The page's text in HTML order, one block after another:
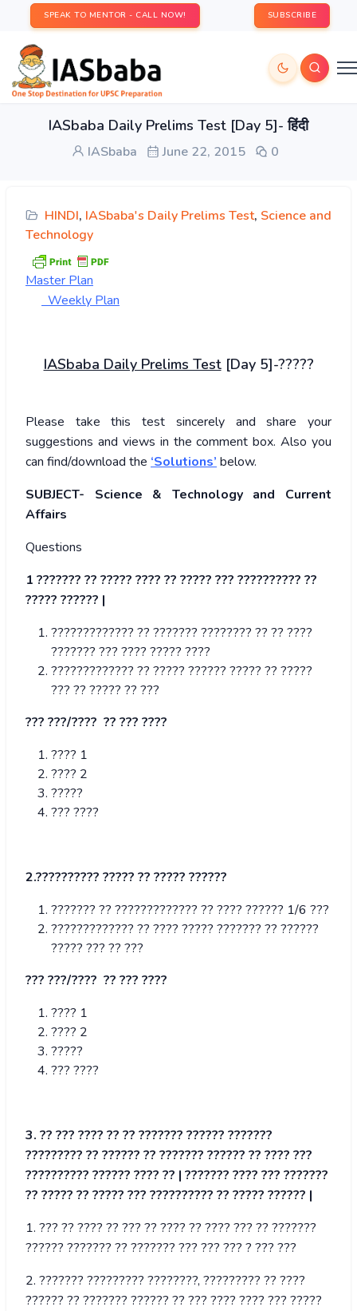
SPEAK TO MENTOR - CALL NOW! SUBSCRIBE
IASbaba Daily Prelims Test [Day 5]- हिंदी
IASbaba June 22, 2015 0
HINDI, IASbaba's Daily Prelims Test, Science and
Technology
Master Plan
Weekly Plan
IASbaba Daily Prelims Test[Day 5]-?????
Please take this test sincerely and share your
suggestions and views in the comment box. Also you
can find/download the ‘Solutions’ below.
SUBJECT- Science & Technology and Current
Affairs
Questions
1 ??????? ?? ????? ???? ?? ????? ??? ?????????? ??
????? ?????? |
????????????? ?? ??????? ???????? ?? ?? ????
??????? ??? ???? ????? ????
????????????? ?? ????? ?????? ????? ?? ?????
??? ?? ????? ?? ???
??? ???/???? ?? ??? ????
???? 1
???? 2
?????
??? ????
2.?????????? ????? ?? ????? ??????
??????? ?? ????????????? ?? ???? ?????? 1/6 ???
????????????? ?? ???? ????? ??????? ?? ??????
????? ??? ?? ???
??? ???/???? ?? ??? ????
???? 1
???? 2
?????
??? ????
3. ?? ??? ???? ?? ?? ??????? ?????? ???????
????????? ?? ?????? ?? ??????? ?????? ?? ???? ???
?????????? ?????? ???? ?? | ??????? ???? ??? ???????
?? ????? ?? ????? ??? ?????????? ?? ????? ?????? |
1. ??? ?? ???? ?? ??? ?? ???? ?? ???? ??? ?? ???????
?????? ??????? ?? ??????? ??? ??? ??? ? ??? ???
2. ??????? ????????? ????????, ????????? ?? ????
?????? ?? ??????? ?????? ?? ??? ???? ???? ??? ?????